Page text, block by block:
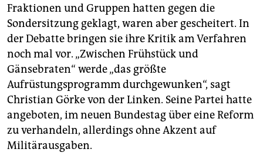
Fraktionen und Gruppen hatten gegen die
Sondersitzung geklagt, waren aber gescheitert. In
der Debatte bringen sie ihre Kritik am Verfahren
noch mal vor. „Zwischen Frühstück und
Gänsebraten“ werde „das größte
Aufrüstungsprogramm durchgewunken“, sagt
Christian Görke von der Linken. Seine Partei hatte
angeboten, im neuen Bundestag über eine Reform
zu verhandeln, allerdings ohne Akzent auf
Militärausgaben.